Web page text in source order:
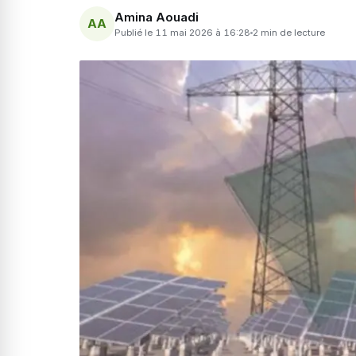
AA Amina Aouadi
Publié le 11 mai 2026 à 16:28 2 min de lecture